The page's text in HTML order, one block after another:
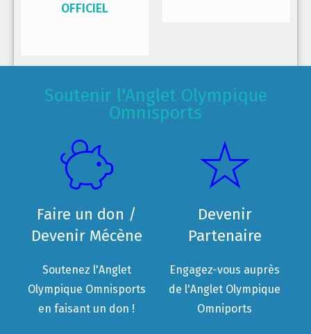
OFFICIEL
Soutenir l'Anglet Olympique
Omnisports
Faire un don /
Devenir Mécène
Soutenez l'Anglet
Olympique Omnisports
en faisant un don !
Devenir
Partenaire
Engagez-vous auprès
de l'Anglet Olympique
Omniports